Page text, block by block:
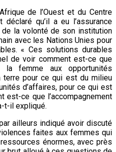
de l’Ouest et du Centre
déclaré qu’il a eu l’assurance
la volonté de son institution
avec les Nations Unies pour
« Ces solutions durables
de voir comment est-ce que
la femme aux opportunités
pour ce qui est du milieu
d’affaires, pour ce qui est
est-ce que l’accompagnement
t-il expliqué.
ailleurs indiqué avoir discuté
faites aux femmes qui
énormes, avec près